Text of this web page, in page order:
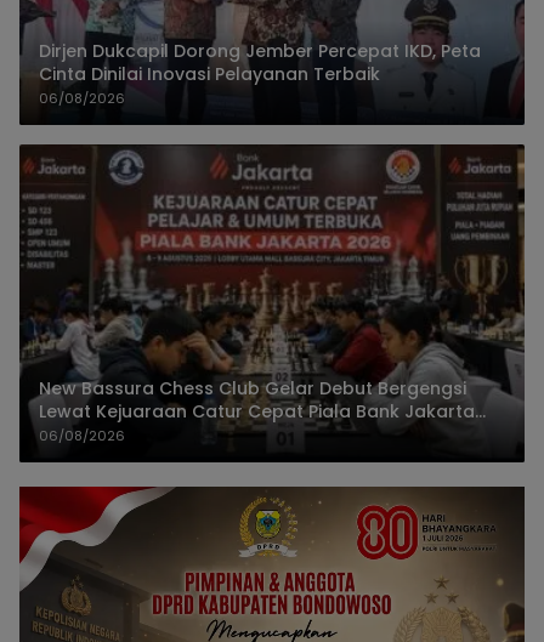
Dirjen Dukcapil Dorong Jember Percepat IKD, Peta
Cinta Dinilai Inovasi Pelayanan Terbaik
06/08/2026
New Bassura Chess Club Gelar Debut Bergengsi
Lewat Kejuaraan Catur Cepat Piala Bank Jakarta
2026
06/08/2026